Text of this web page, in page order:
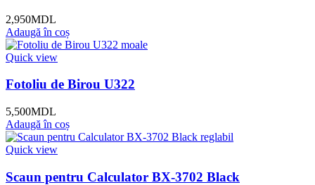
2,950MDL
Adaugă în coș
Quick view
Fotoliu de Birou U322
5,500MDL
Adaugă în coș
Quick view
Scaun pentru Calculator BX-3702 Black